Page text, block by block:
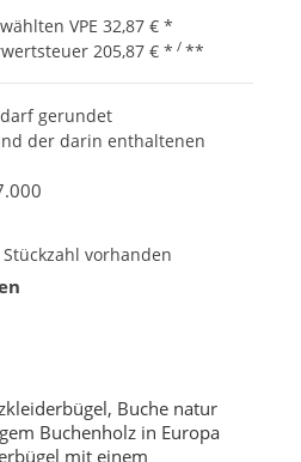
VPE 32,87 € *
205,87 € * / **
gerundet
der darin enthaltenen
vorhanden
Buche natur
Buchenholz in Europa
mit einem